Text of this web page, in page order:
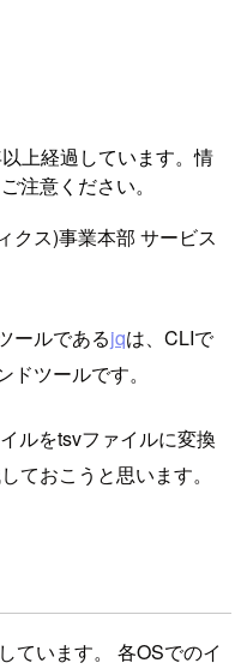
上経過しています。情
注意ください。
クス)事業本部 サービス
ールであるjqは、CLIで
ツールです。
ルをtsvファイルに変換
ておこうと思います。
ています。 各OSでのイ